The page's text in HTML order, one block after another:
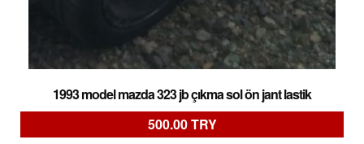
1993 model mazda 323 jb çıkma sol ön jant lastik
500.00 TRY